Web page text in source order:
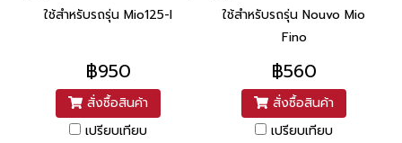
ใช้สำหรับรถรุ่น Mio125-I
฿950
สั่งซื้อสินค้า
เปรียบเทียบ
ใช้สำหรับรถรุ่น Nouvo Mio
Fino
฿560
สั่งซื้อสินค้า
เปรียบเทียบ